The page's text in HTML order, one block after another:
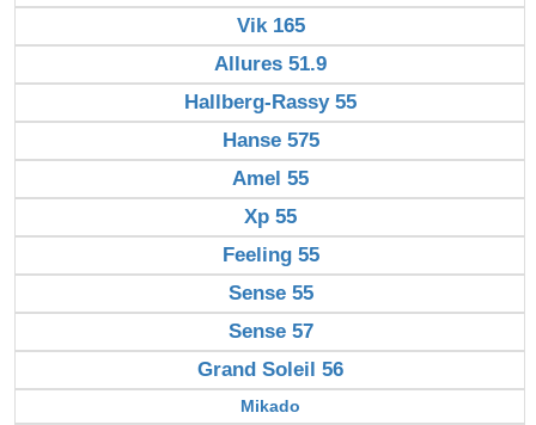
Vik 165
Allures 51.9
Hallberg-Rassy 55
Hanse 575
Amel 55
Xp 55
Feeling 55
Sense 55
Sense 57
Grand Soleil 56
Mikado